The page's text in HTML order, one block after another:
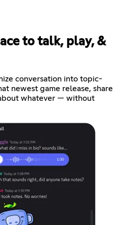
to talk, play, &
conversation into topic-
newest game release, share
whatever — without